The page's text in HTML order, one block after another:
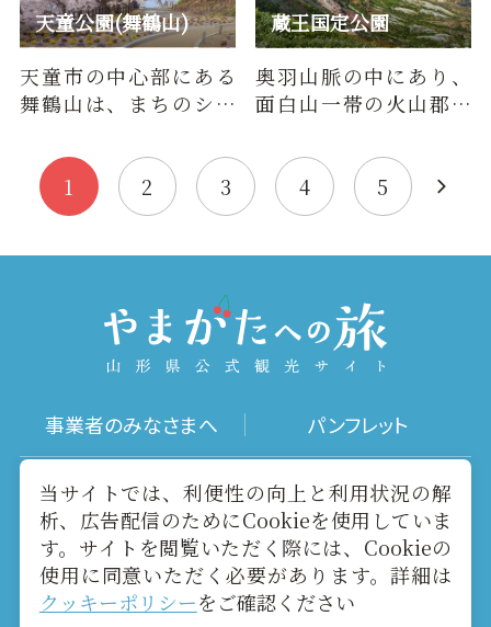
天童公園(舞鶴山)
天童市の中心部にある
舞鶴山は、まちのシン
まれ、山頂の展望広場
からは、…
蔵王国定公園
奥羽山脈の中にあり、
面白山一帯の火山郡及
とする自然公園。【登
山前に登…
1 2 3 4 5
事業者のみなさまへ パンフレット
写真ダウンロード 動画ギャラリー
お役立ちリンク 当サイトについて
メールマガジン お問い合わせ
当サイトでは、利便性の向上と利用状況の解
析、広告配信のためにCookieを使用していま
す。サイトを閲覧いただく際には、Cookieの
使用に同意いただく必要があります。詳細は
クッキーポリシーをご確認ください